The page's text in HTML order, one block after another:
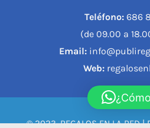
Teléfono:686
(de 09.00 a
Email:
Web:
© 2023, REGALOS EN LA RED |